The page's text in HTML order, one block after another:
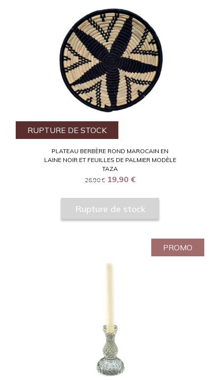
RUPTURE DE STOCK
PLATEAU BERBÈRE ROND MAROCAIN EN
LAINE NOIR ET FEUILLES DE PALMIER MODÈLE
TAZA
26,90 € 19,90 €
Rupture de stock
PROMO